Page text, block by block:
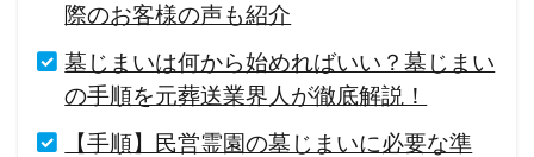
際のお客様の声も紹介
墓じまいは何から始めればいい？墓じまい
の手順を元葬送業界人が徹底解説！
【手順】民営霊園の墓じまいに必要な準